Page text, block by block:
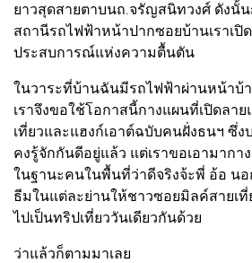
ยาวสุดสายตาบนถ.จรัญสนิทวงศ์ ดังนั้
สถานีรถไฟฟ้าหน้าปากซอยบ้านเราเปิ
ประสบการณ์แห่งความตื้นตัน
ในวาระที่บ้านฉันมีรถไฟฟ้าผ่านหน้าบ้
เราจึงขอใช้โอกาสนี้กางแผนที่เปิดลา
เที่ยวและแฮงก์เอาต์ฉบับคนฝั่งธนฯ ซึ่
คงรู้จักกันดีอยู่แล้ว แต่เราขอเอามากา
ในฐานะคนในพื้นที่ว่าดีจริงจ้ะพี่ อ้อ นอ
ธีมในแต่ละย่านให้ชาวซอยมิลค์สายเที่
ไปเป็นทริปเที่ยววันเดียวกันด้วย
ว่าแล้วก็ตามมาเลย